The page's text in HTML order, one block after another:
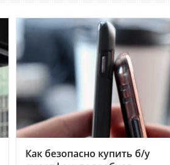
Как безопасно купить б/у